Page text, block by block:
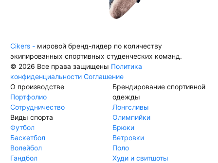
Cikers - мировой бренд-лидер по количеству
экипированных спортивных студенческих команд.
© 2026 Все права защищены Политика
конфиденциальности Соглашение
О производстве
Портфолио
Сотрудничество
Виды спорта
Футбол
Баскетбол
Волейбол
Гандбол
Брендирование спортивной
одежды
Лонгсливы
Олимпийки
Брюки
Ветровки
Поло
Худи и свитшоты